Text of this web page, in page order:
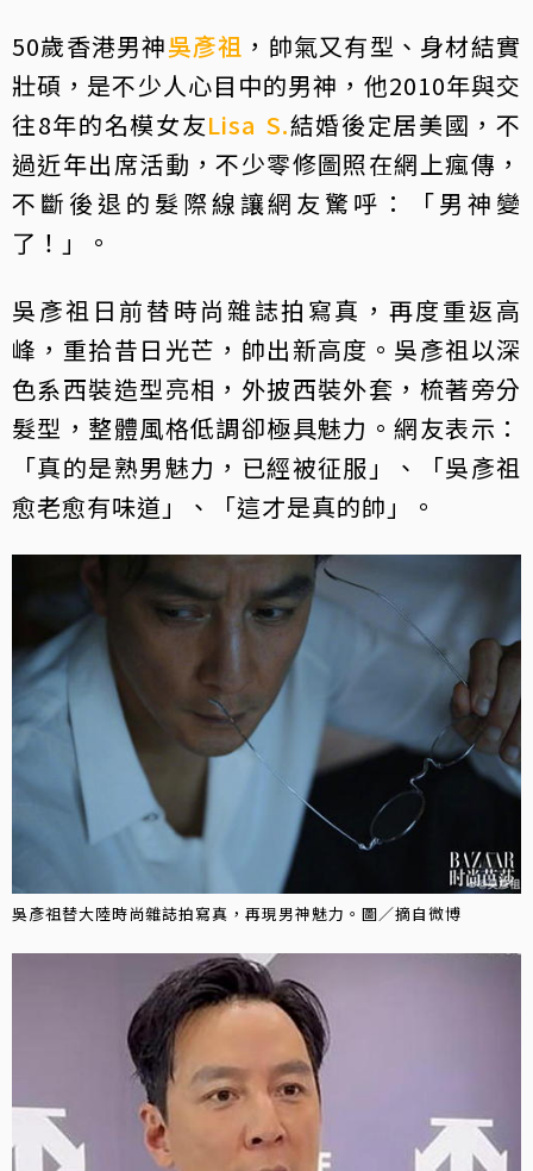
50歲香港男神吳彥祖 ，帥氣又有型、身材結實
壯碩，是不少人心目中的男神，他2010年與交
往8年的名模女友Lisa S.結婚後定居美國，不
過近年出席活動，不少零修圖照在網上瘋傳，
不斷後退的髮際線讓網友驚呼：「男神變
了！」。
吳彥祖日前替時尚雜誌拍寫真，再度重返高
峰，重拾昔日光芒，帥出新高度。吳彥祖以深
色系西裝造型亮相，外披西裝外套，梳著旁分
髮型，整體風格低調卻極具魅力。網友表示：
「真的是熟男魅力，已經被征服」、「吳彥祖
愈老愈有味道」、「這才是真的帥」。
吳彥祖替大陸時尚雜誌拍寫真，再現男神魅力。圖／摘自微博